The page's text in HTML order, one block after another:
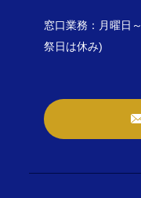
窓口業務：月曜日
祭日は休み)